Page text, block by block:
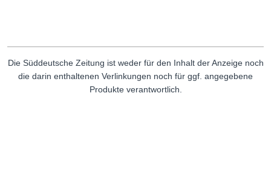
Die Süddeutsche Zeitung ist weder für den Inhalt der Anzeige noch
die darin enthaltenen Verlinkungen noch für ggf. angegebene
Produkte verantwortlich.